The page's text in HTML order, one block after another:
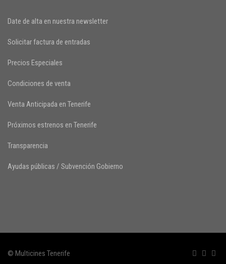
Date de alta en nuestra newsletter
Solicitar factura de entradas
Precios Especiales
Condiciones de venta
Venta Anticipada en Tenerife
Próximos estrenos en Tenerife
Transparencia
Ayudas públicas / Subvención Gobierno
© Multicines Tenerife